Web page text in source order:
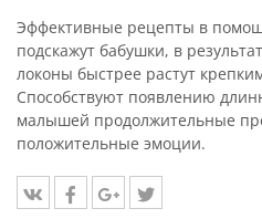
Эффективные рецепты в
подскажут бабушки, в
локоны быстрее растут
Способствуют появлению
малышей продолжительные
положительные эмоции.